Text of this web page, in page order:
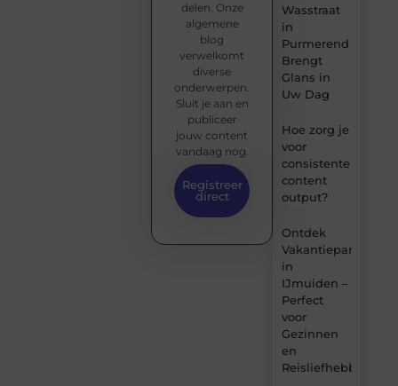
Wasstraat
in
Purmerend
Brengt
Glans in
Uw Dag
Hoe zorg je
voor
consistente
content
output?
Ontdek
Vakantiepark
in
IJmuiden –
Perfect
voor
Gezinnen
en
Reisliefhebbers
delen. Onze
algemene
blog
verwelkomt
diverse
onderwerpen.
Sluit je aan en
publiceer
jouw content
vandaag nog.
Registreer
direct